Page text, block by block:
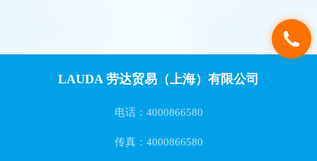
LAUDA 劳达贸易（上海）有限公司
电话：4000866580
传真：4000866580